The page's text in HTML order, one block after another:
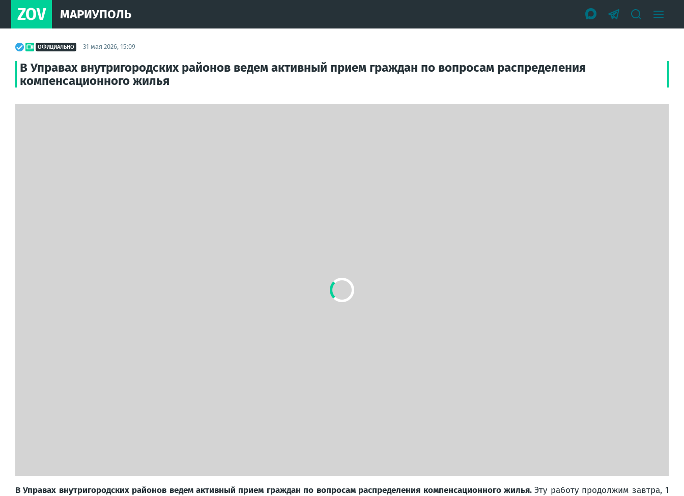
ZOV МАРИУПОЛЬ
ОФИЦИАЛЬНО 31 мая 2026, 15:09
В Управах внутригородских районов ведем активный прием граждан по вопросам распределения
компенсационного жилья
В Управах внутригородских районов ведем активный прием граждан по вопросам распределения компенсационного жилья.Эту работу продолжим завтра, 1